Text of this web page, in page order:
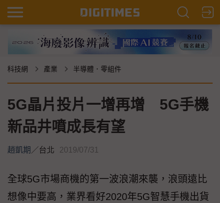
科技網 產業 半導體．零組件
5G晶片投片一增再增 5G手機
新品井噴成長有望
趙凱期 ／台北 2019/07/31
全球5G市場商機的第一波浪潮來襲，浪頭遠比
想像中要高，業界看好2020年5G智慧手機出貨